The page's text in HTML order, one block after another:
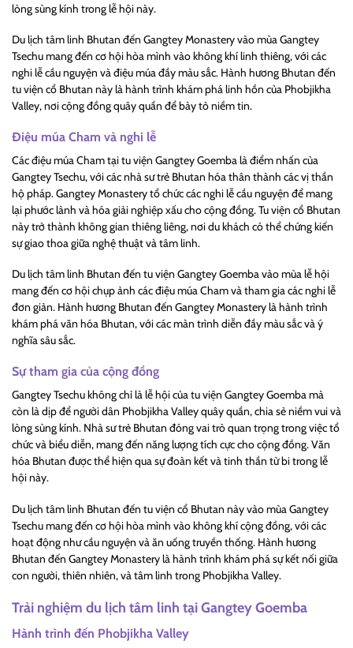
lòng sùng kính trong lễ hội này.
Du lịch tâm linh Bhutan đến Gangtey Monastery vào mùa Gangtey
Tsechu mang đến cơ hội hòa mình vào không khí linh thiêng, với các
nghi lễ cầu nguyện và điệu múa đầy màu sắc. Hành hương Bhutan đến
tu viện cổ Bhutan này là hành trình khám phá linh hồn của Phobjikha
Valley, nơi cộng đồng quây quần để bày tỏ niềm tin.
Điệu múa Cham và nghi lễ
Các điệu múa Cham tại tu viện Gangtey Goemba là điểm nhấn của
Gangtey Tsechu, với các nhà sư trẻ Bhutan hóa thân thành các vị thần
hộ pháp. Gangtey Monastery tổ chức các nghi lễ cầu nguyện để mang
lại phước lành và hóa giải nghiệp xấu cho cộng đồng. Tu viện cổ Bhutan
này trở thành không gian thiêng liêng, nơi du khách có thể chứng kiến
sự giao thoa giữa nghệ thuật và tâm linh.
Du lịch tâm linh Bhutan đến tu viện Gangtey Goemba vào mùa lễ hội
mang đến cơ hội chụp ảnh các điệu múa Cham và tham gia các nghi lễ
đơn giản. Hành hương Bhutan đến Gangtey Monastery là hành trình
khám phá văn hóa Bhutan, với các màn trình diễn đầy màu sắc và ý
nghĩa sâu sắc.
Sự tham gia của cộng đồng
Gangtey Tsechu không chỉ là lễ hội của tu viện Gangtey Goemba mà
còn là dịp để người dân Phobjikha Valley quây quần, chia sẻ niềm vui và
lòng sùng kính. Nhà sư trẻ Bhutan đóng vai trò quan trọng trong việc tổ
chức và biểu diễn, mang đến năng lượng tích cực cho cộng đồng. Văn
hóa Bhutan được thể hiện qua sự đoàn kết và tinh thần từ bi trong lễ
hội này.
Du lịch tâm linh Bhutan đến tu viện cổ Bhutan này vào mùa Gangtey
Tsechu mang đến cơ hội hòa mình vào không khí cộng đồng, với các
hoạt động như cầu nguyện và ăn uống truyền thống. Hành hương
Bhutan đến Gangtey Monastery là hành trình khám phá sự kết nối giữa
con người, thiên nhiên, và tâm linh trong Phobjikha Valley.
Trải nghiệm du lịch tâm linh tại Gangtey Goemba
Hành trình đến Phobjikha Valley